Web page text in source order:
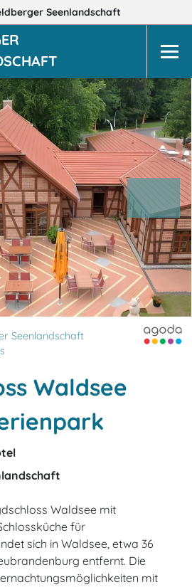
Seenlandschaft
Seenlandschaft
Waldsee
Waldsee mit
für
sich in Waldsee, etwa 36
entfernt. Die
mit